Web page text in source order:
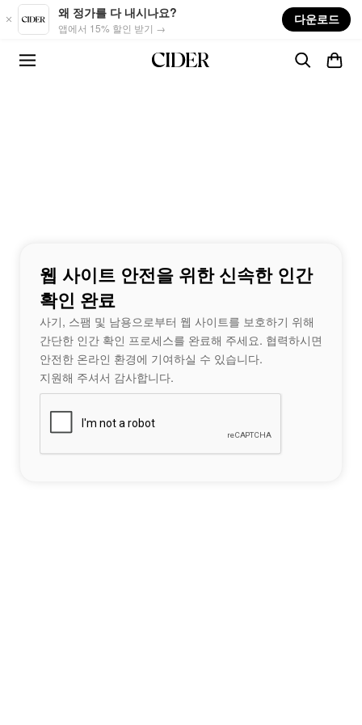
Skip to main content
왜 정가를 다 내시나요?
앱에서 15% 할인 받기 →
다운로드
웹 사이트 안전을 위한 신속한 인간
확인 완료
사기, 스팸 및 남용으로부터 웹 사이트를 보호하기 위해
간단한 인간 확인 프로세스를 완료해 주세요. 협력하시면
안전한 온라인 환경에 기여하실 수 있습니다.
지원해 주셔서 감사합니다.